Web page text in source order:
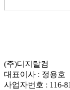
(주)디지탈컴
대표이사 : 정용호
사업자번호 : 116-